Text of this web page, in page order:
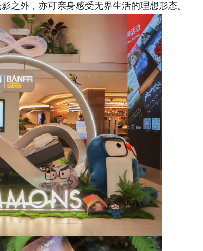
之外，亦可亲身感受无界生活的理想形态。